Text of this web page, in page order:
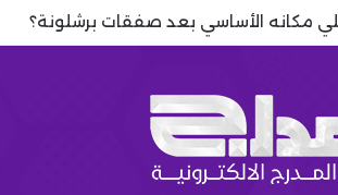
مكانه الأساسي بعد صفقات برشلونة؟